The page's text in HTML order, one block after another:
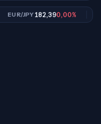
EUR/JPY182,390,00%